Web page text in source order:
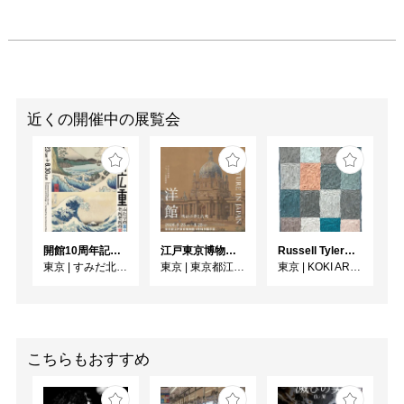
近くの開催中の展覧会
開館10周年記念 「北斎 広重 ふたりの富士、それぞれの富士」
東京
すみだ北斎美術館
江戸東京博物館リニューアル記念特別展「洋館 明治の夢と挑戦」
東京
東京都江戸東京博物館
Russell Tyler From the Shore（海辺から）
東京
KOKI ARTS
こちらもおすすめ